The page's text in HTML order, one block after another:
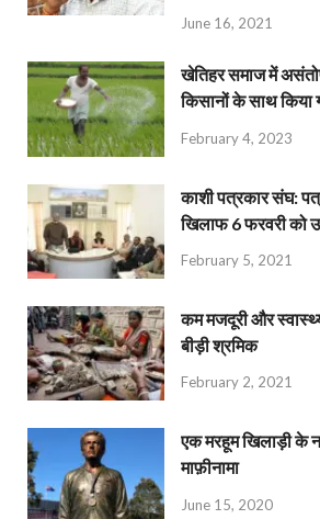
June 16, 2021
खेतिहर समाज में
किसानों के साथ किया
February 4, 2023
काशी पत्रकार संघ:
खिलाफ 6 फरवरी को
February 5, 2021
कम मजदूरी और
बीड़ी श्रमिक
February 2, 2021
एक मरहूम खिलाड़ी के
माफ़ीनामा
June 15, 2020